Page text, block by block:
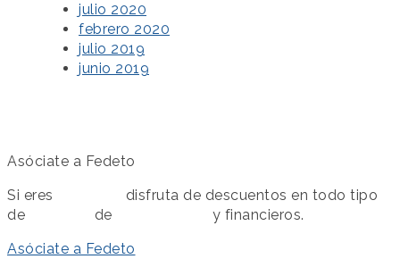
julio 2020
febrero 2020
julio 2019
junio 2019
Asóciate a Fedeto
Si eres
disfruta de descuentos en todo tipo
de
de
y financieros.
Asóciate a Fedeto